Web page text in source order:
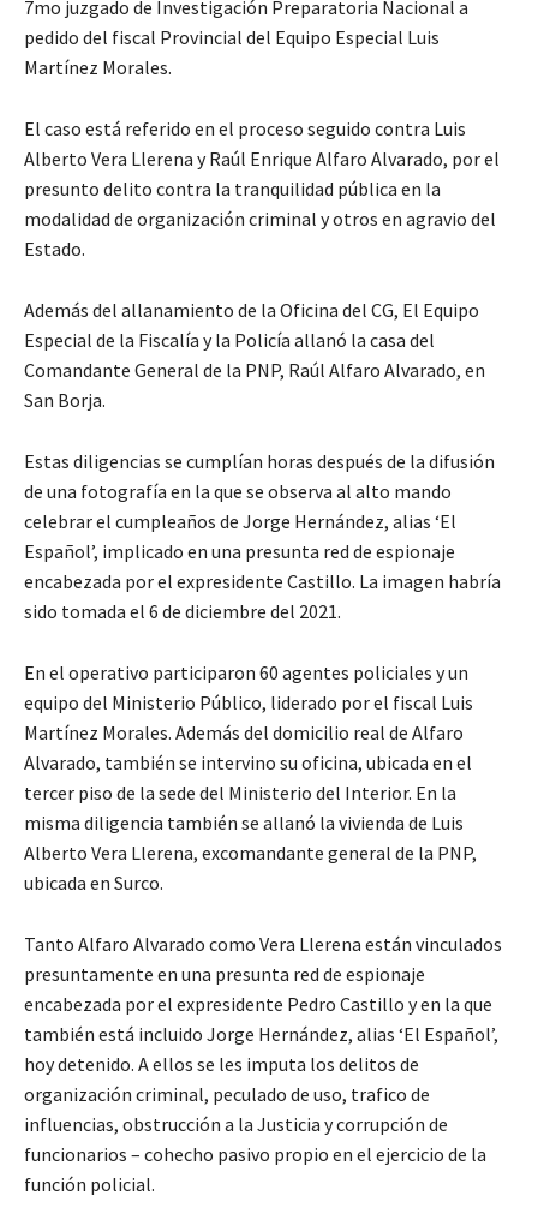
7mo juzgado de Investigación Preparatoria Nacional a
pedido del fiscal Provincial del Equipo Especial Luis
Martínez Morales.
El caso está referido en el proceso seguido contra Luis
Alberto Vera Llerena y Raúl Enrique Alfaro Alvarado, por el
presunto delito contra la tranquilidad pública en la
modalidad de organización criminal y otros en agravio del
Estado.
Además del allanamiento de la Oficina del CG, El Equipo
Especial de la Fiscalía y la Policía allanó la casa del
Comandante General de la PNP, Raúl Alfaro Alvarado, en
San Borja.
Estas diligencias se cumplían horas después de la difusión
de una fotografía en la que se observa al alto mando
celebrar el cumpleaños de Jorge Hernández, alias ‘El
Español’, implicado en una presunta red de espionaje
encabezada por el expresidente Castillo. La imagen habría
sido tomada el 6 de diciembre del 2021.
En el operativo participaron 60 agentes policiales y un
equipo del Ministerio Público, liderado por el fiscal Luis
Martínez Morales. Además del domicilio real de Alfaro
Alvarado, también se intervino su oficina, ubicada en el
tercer piso de la sede del Ministerio del Interior. En la
misma diligencia también se allanó la vivienda de Luis
Alberto Vera Llerena, excomandante general de la PNP,
ubicada en Surco.
Tanto Alfaro Alvarado como Vera Llerena están vinculados
presuntamente en una presunta red de espionaje
encabezada por el expresidente Pedro Castillo y en la que
también está incluido Jorge Hernández, alias ‘El Español’,
hoy detenido. A ellos se les imputa los delitos de
organización criminal, peculado de uso, trafico de
influencias, obstrucción a la Justicia y corrupción de
funcionarios – cohecho pasivo propio en el ejercicio de la
función policial.